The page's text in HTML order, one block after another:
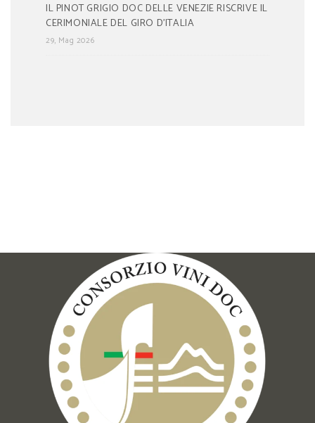
IL PINOT GRIGIO DOC DELLE VENEZIE RISCRIVE IL
CERIMONIALE DEL GIRO D’ITALIA
29, Mag 2026